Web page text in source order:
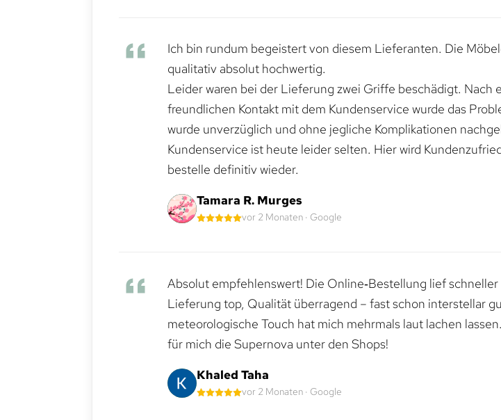
Ich bin rundum begeistert von diesem Lieferanten. Die
qualitativ absolut hochwertig.
Leider waren bei der Lieferung zwei Griffe beschädigt. Nach
freundlichen Kontakt mit dem Kundenservice wurde das
wurde unverzüglich und ohne jegliche Komplikationen
Kundenservice ist heute leider selten. Hier wird
bestelle definitiv wieder.
Tamara R. Murges
vor 2 Monaten · Google
Absolut empfehlenswert! Die Online‑Bestellung lief
Lieferung top, Qualität überragend – fast schon interstellar
meteorologische Touch hat mich mehrmals laut lachen
für mich die Supernova unter den Shops!
Khaled Taha
vor 2 Monaten · Google